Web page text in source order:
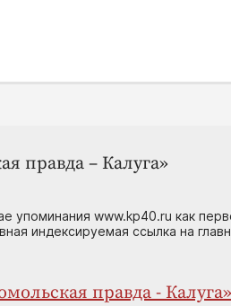
правда – Калуга»
упоминания www.kp40.ru как
индексируемая ссылка на
правда -